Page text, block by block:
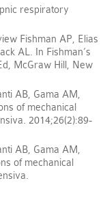
respiratory
Fishman AP, Elias
AL. In Fishman’s
McGraw Hill, New
AB, Gama AM,
of mechanical
2014;26(2):89-
AB, Gama AM,
of mechanical